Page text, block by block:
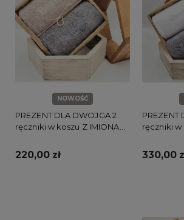
NOWOŚĆ
PREZENT DLA DWOJGA 2
ręczniki w koszu Z IMIONAMI
220,00 zł
PREZENT
ręczniki w
330,00